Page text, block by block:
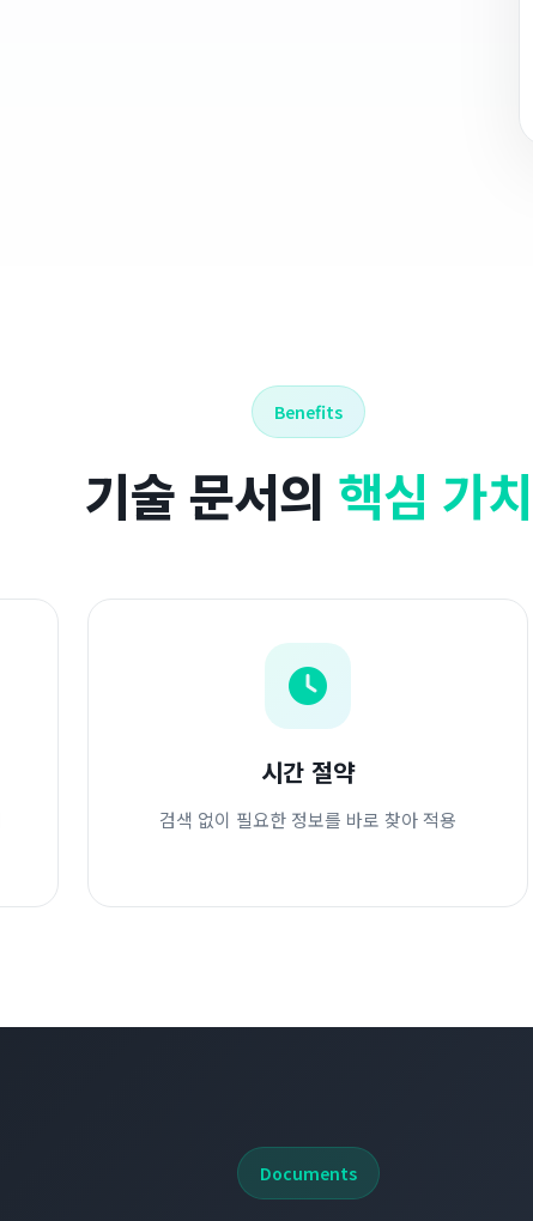
Benefits
기술 문서의 핵심 가치
시간 절약
검색 없이 필요한 정보를 바로 찾아 적용
Documents